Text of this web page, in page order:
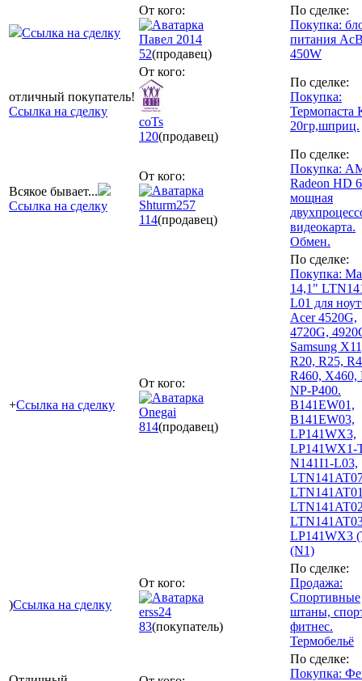
Ссылка на сделку
От кого:
Павел 2014
52(продавец)
По сделке:
Покупка:
питания
450W
отличный покупатель!
Ссылка на сделку
От кого:
coTs
120(продавец)
По сделке:
Покупка:
Термопаста
20гр,шприц.
Всякое бывает...
Ссылка на сделку
От кого:
Shturm257
114(продавец)
По сделке:
Покупка:
Radeon HD
мощная
видеокарта.
Обмен.
+Ссылка на сделку
От кого:
Onegai
814(продавец)
По сделке:
Покупка:
14,1"
L01 для
Acer 4520G,
4720G,
Samsung
R20, R25,
R460, X460,
NP-P400.
B141EW01,
B141EW03,
LP141WX3,
LP141WX1-
N141I1-L03,
LP141WX3
(N1)
)Ссылка на сделку
От кого:
erss24
83(покупатель)
По сделке:
Продажа:
Спортивные
штаны,
фитнес.
Термобельё
По сделке:
Покупка: